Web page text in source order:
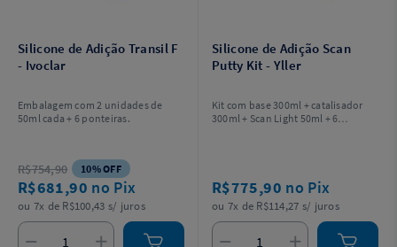
Silicone de Adição Transil F
- Ivoclar
Embalagem com 2 unidades de
50ml cada + 6 ponteiras.
R$754,90 10% OFF
R$681,90 no Pix
ou 7x de R$100,43 s/ juros
Silicone de Adição Scan
Putty Kit - Yller
Kit com base 300ml + catalisador
300ml + Scan Light 50ml + 6
R$775,90 no Pix
ou 7x de R$114,27 s/ juros